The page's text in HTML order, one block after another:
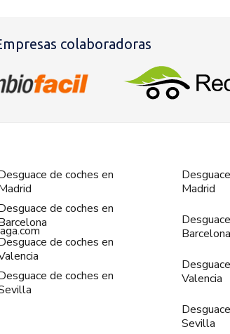
colaboradoras
de coches en
de coches en
de coches en
de coches en
Madrid
Barcelona
Valencia
Sevilla